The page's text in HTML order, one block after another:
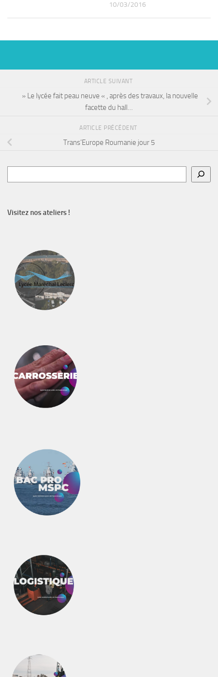
10/03/2016
ARTICLE SUIVANT
» Le lycée fait peau neuve « , après des travaux, la nouvelle
facette du hall…
ARTICLE PRÉCÉDENT
Trans’Europe Roumanie jour 5
Visitez nos ateliers !